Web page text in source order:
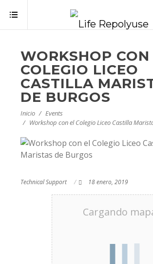
WORKSHOP CON
COLEGIO LICEO
CASTILLA
DE BURGOS
Inicio
Events
Workshop con el Colegio Liceo Castilla
Technical Support 18 enero, 2019
Cargando